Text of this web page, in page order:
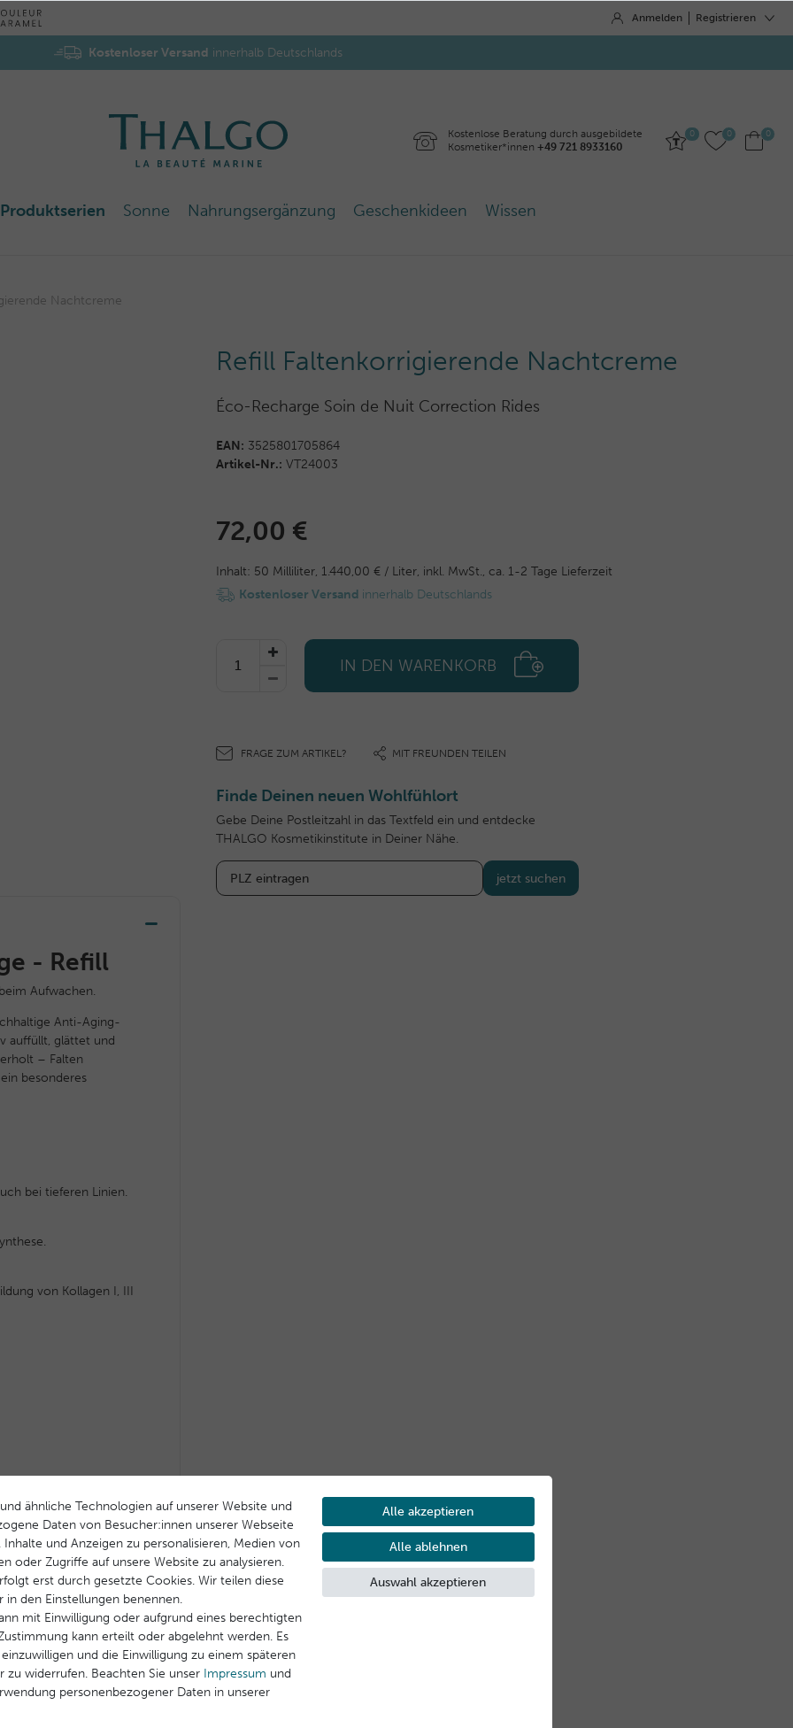
Anmelden Registrieren
Kostenloser Versand innerhalb Deutschlands
Kostenlose Beratung durch ausgebildete
Kosmetiker*innen +49 721 8933160
0 0 0
Produktserien Sonne Nahrungsergänzung Geschenkideen Wissen
Nachtcreme
Refill Faltenkorrigierende Nachtcreme
Éco-Recharge Soin de Nuit Correction Rides
EAN: 3525801705864
Artikel-Nr.: VT24003
72,00 €
Inhalt: 50 Milliliter, 1.440,00 € / Liter, inkl. MwSt., ca. 1-2 Tage Lieferzeit
Kostenloser Versand innerhalb Deutschlands
IN DEN WARENKORB
FRAGE ZUM ARTIKEL? MIT FREUNDEN TEILEN
Finde Deinen neuen Wohlfühlort
Gebe Deine Postleitzahl in das Textfeld ein und entdecke
THALGO Kosmetikinstitute in Deiner Nähe.
jetzt suchen
- Refill
Aufwachen.
Anti-Aging-
auffüllt, glättet und
– Falten
besonderes
bei tieferen Linien.
von Kollagen I, III
Linie
ähnliche Technologien auf unserer Website und
Daten von Besucher:innen unserer Webseite
Inhalte und Anzeigen zu personalisieren, Medien von
oder Zugriffe auf unsere Website zu analysieren.
erst durch gesetzte Cookies. Wir teilen diese
den Einstellungen benennen.
mit Einwilligung oder aufgrund eines berechtigten
kann erteilt oder abgelehnt werden. Es
und die Einwilligung zu einem späteren
zu widerrufen. Beachten Sie unser Impressum und
personenbezogener Daten in unserer
Alle akzeptieren
Alle ablehnen
Auswahl akzeptieren